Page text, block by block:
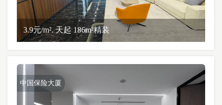
3.9元/m². 天起 186m²精装
中国保险大厦